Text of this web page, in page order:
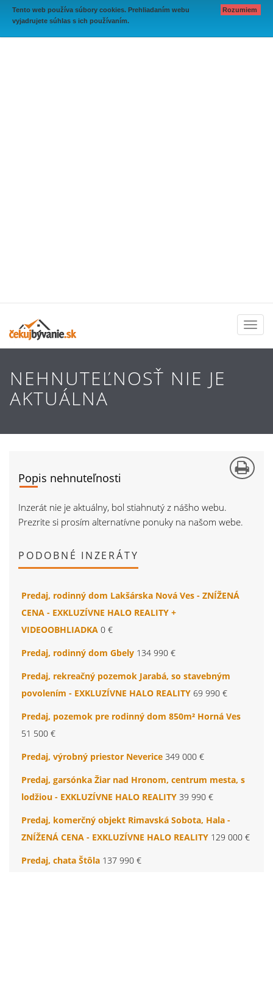
Tento web používa súbory cookies. Prehliadaním webu
vyjadrujete súhlas s ich používaním.
Rozumiem
NEHNUTEĽNOSŤ NIE JE
AKTUÁLNA
Popis nehnuteľnosti
Inzerát nie je aktuálny, bol stiahnutý z nášho webu.
Prezrite si prosím alternatívne ponuky na našom webe.
PODOBNÉ INZERÁTY
Predaj, rodinný dom Lakšárska Nová Ves - ZNÍŽENÁ
CENA - EXKLUZÍVNE HALO REALITY +
VIDEOOBHLIADKA 0 €
Predaj, rodinný dom Gbely 134 990 €
Predaj, rekreačný pozemok Jarabá, so stavebným
povolením - EXKLUZÍVNE HALO REALITY 69 990 €
Predaj, pozemok pre rodinný dom 850m² Horná Ves
51 500 €
Predaj, výrobný priestor Neverice 349 000 €
Predaj, garsónka Žiar nad Hronom, centrum mesta, s
lodžiou - EXKLUZÍVNE HALO REALITY 39 990 €
Predaj, komerčný objekt Rimavská Sobota, Hala -
ZNÍŽENÁ CENA - EXKLUZÍVNE HALO REALITY 129 000 €
Predaj, chata Štôla 137 990 €